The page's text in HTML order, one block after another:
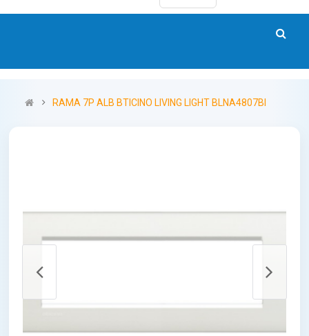
RAMA 7P ALB BTICINO LIVING LIGHT BLNA4807BI